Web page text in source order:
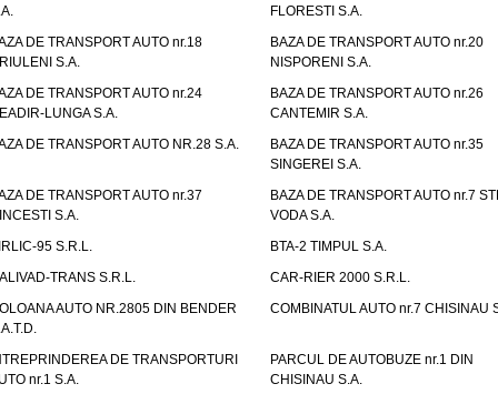
FLORESTI S.A.
DE TRANSPORT AUTO nr.18
S.A.
BAZA DE TRANSPORT AUTO nr.20
NISPORENI S.A.
DE TRANSPORT AUTO nr.24
LUNGA S.A.
BAZA DE TRANSPORT AUTO nr.26
CANTEMIR S.A.
DE TRANSPORT AUTO NR.28 S.A.
BAZA DE TRANSPORT AUTO nr.35
SINGEREI S.A.
DE TRANSPORT AUTO nr.37
S.A.
BAZA DE TRANSPORT AUTO nr.7
VODA S.A.
95 S.R.L.
BTA-2 TIMPUL S.A.
TRANS S.R.L.
CAR-RIER 2000 S.R.L.
AUTO NR.2805 DIN BENDER
COMBINATUL AUTO nr.7 CHISINAU
DE TRANSPORTURI
nr.1 S.A.
PARCUL DE AUTOBUZE nr.1 DIN
CHISINAU S.A.